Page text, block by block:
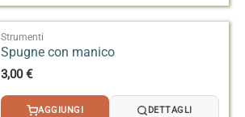
Strumenti
Spugne con manico
3,00€
AGGIUNGI DETTAGLI